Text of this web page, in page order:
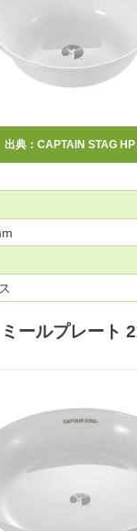
出典： CAPTAIN STAG HP
ールプレート